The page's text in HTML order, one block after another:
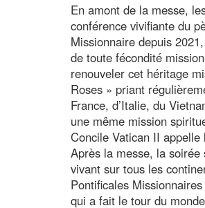
En amont de la messe,
conférence vivifiante du
Missionnaire depuis
de toute fécondité
renouveler cet héritage
Roses » priant
France, d’Italie, du
une même mission
Concile Vatican II appelle
Après la messe, la
vivant sur tous les
Pontificales
qui a fait le tour du